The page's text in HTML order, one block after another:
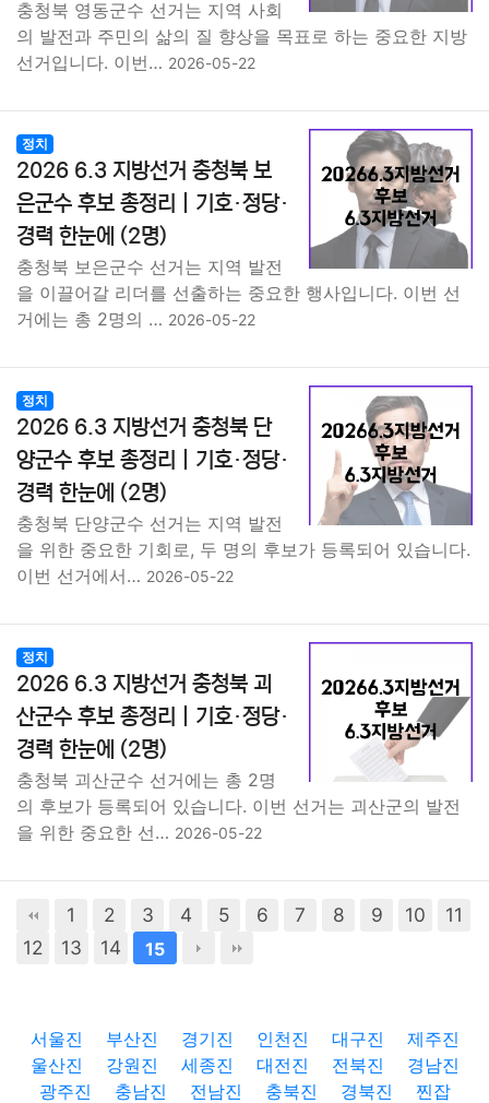
충청북 영동군수 선거는 지역 사회
의 발전과 주민의 삶의 질 향상을 목표로 하는 중요한 지방
선거입니다. 이번… 2026-05-22
정치
2026 6.3 지방선거 충청북 보
은군수 후보 총정리｜기호·정당·
경력 한눈에 (2명)
충청북 보은군수 선거는 지역 발전
을 이끌어갈 리더를 선출하는 중요한 행사입니다. 이번 선
거에는 총 2명의 … 2026-05-22
정치
2026 6.3 지방선거 충청북 단
양군수 후보 총정리｜기호·정당·
경력 한눈에 (2명)
충청북 단양군수 선거는 지역 발전
을 위한 중요한 기회로, 두 명의 후보가 등록되어 있습니다.
이번 선거에서… 2026-05-22
정치
2026 6.3 지방선거 충청북 괴
산군수 후보 총정리｜기호·정당·
경력 한눈에 (2명)
충청북 괴산군수 선거에는 총 2명
의 후보가 등록되어 있습니다. 이번 선거는 괴산군의 발전
을 위한 중요한 선… 2026-05-22
1 2 3 4 5 6 7 8 9 10
11
12
13 14 15
서울진 부산진 경기진 인천진 대구진
제주진
울산진
강원진 세종진 대전진 전북진
경남진
광주진
충남진 전남진 충북진 경북진 찐잡